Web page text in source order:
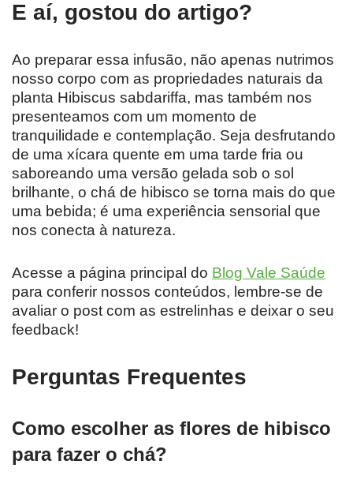
E aí, gostou do artigo?
Ao preparar essa infusão, não apenas nutrimos
nosso corpo com as propriedades naturais da
planta Hibiscus sabdariffa, mas também nos
presenteamos com um momento de
tranquilidade e contemplação. Seja desfrutando
de uma xícara quente em uma tarde fria ou
saboreando uma versão gelada sob o sol
brilhante, o chá de hibisco se torna mais do que
uma bebida; é uma experiência sensorial que
nos conecta à natureza.
Acesse a página principal do Blog Vale Saúde
para conferir nossos conteúdos, lembre-se de
avaliar o post com as estrelinhas e deixar o seu
feedback!
Perguntas Frequentes
Como escolher as flores de hibisco
para fazer o chá?